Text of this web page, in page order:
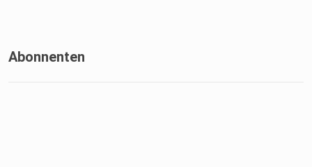
Abonnenten